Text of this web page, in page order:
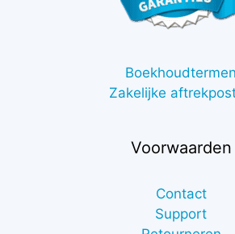
Boekhoudtermen
Zakelijke
Voorwaarden
Contact
Support